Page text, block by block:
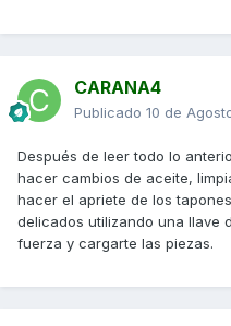
CARANA4
Publicado 10 de
Después de leer todo lo
hacer cambios de aceite,
hacer el apriete de los
delicados utilizando una llave
fuerza y cargarte las piezas.